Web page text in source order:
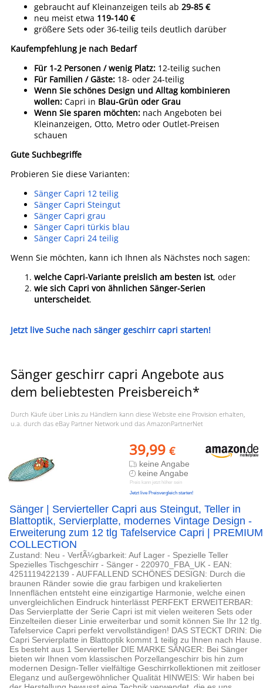
gebraucht auf Kleinanzeigen teils ab 29-85 €
neu meist etwa 119-140 €
größere Sets oder 36-teilig teils deutlich darüber
Kaufempfehlung je nach Bedarf
Für 1-2 Personen / wenig Platz: 12-teilig suchen
Für Familien / Gäste: 18- oder 24-teilig
Wenn Sie schönes Design und Alltag kombinieren
wollen: Capri in Blau-Grün oder Grau
Wenn Sie sparen möchten: nach Angeboten bei
Kleinanzeigen, Otto, Metro oder Outlet-Preisen
schauen
Gute Suchbegriffe
Probieren Sie diese Varianten:
Sänger Capri 12 teilig
Sänger Capri Steingut
Sänger Capri grau
Sänger Capri türkis blau
Sänger Capri 24 teilig
Wenn Sie möchten, kann ich Ihnen als Nächstes noch sagen:
welche Capri-Variante preislich am besten ist, oder
wie sich Capri von ähnlichen Sänger-Serien
unterscheidet.
Jetzt live Suche nach sänger geschirr capri starten!
Sänger geschirr capri Angebote aus
dem beliebtesten Preisbereich*
Durch Käufe über Links zu Händlern kann diese Website eine Provision erhalten,
u.a. durch das eBay Partner Network und das AmazonPartnerNet
39,99 €
keine Angabe
keine Angabe
Preis kann jetzt höher sein
Jetzt live Preisvergleich starten!
Sänger | Servierteller Capri aus Steingut, Teller in
Blattoptik, Servierplatte, modernes Vintage Design -
Erweiterung zum 12 tlg Tafelservice Capri | PREMIUM
COLLECTION
Zustand: Neu - VerfÃ¼gbarkeit: Auf Lager - Spezielle Teller
Spezielles Tischgeschirr - Sänger - 220970_FBA_UK - EAN:
4251119422139 - AUFFALLEND SCHÖNES DESIGN: Durch die
braunen Ränder sowie die grau farbigen und krakelierten
Innenflächen entsteht eine einzigartige Harmonie, welche einen
unvergleichlichen Eindruck hinterlässt PERFEKT ERWEITERBAR:
Das Servierplatte der Serie Capri ist mit vielen weiteren Sets oder
Einzelteilen dieser Linie erweiterbar und somit können Sie Ihr 12 tlg.
Tafelservice Capri perfekt vervollständigen! DAS STECKT DRIN: Die
Capri Servierplatte in Blattoptik kommt 1 teilig zu Ihnen nach Hause.
Es besteht aus 1 Servierteller DIE MARKE SÄNGER: Bei Sänger
bieten wir Ihnen vom klassischen Porzellangeschirr bis hin zum
modernen Design-Teller vielfältige Geschirrkollektionen mit zeitloser
Eleganz und außergewöhnlicher Qualität HINWEIS: Wir haben bei